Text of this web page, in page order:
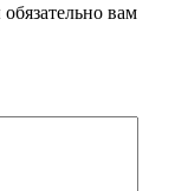
вам